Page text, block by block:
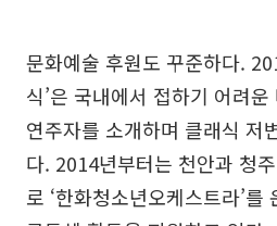
문화예술 후원도 꾸준하다.
식’은 국내에서 접하기 어려
연주자를 소개하며 클래식 저
다. 2014년부터는 천안과 청
로 ‘한화청소년오케스트라’